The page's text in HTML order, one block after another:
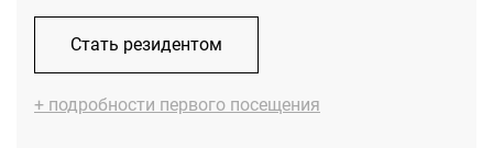
Стать резидентом
+ подробности первого посещения